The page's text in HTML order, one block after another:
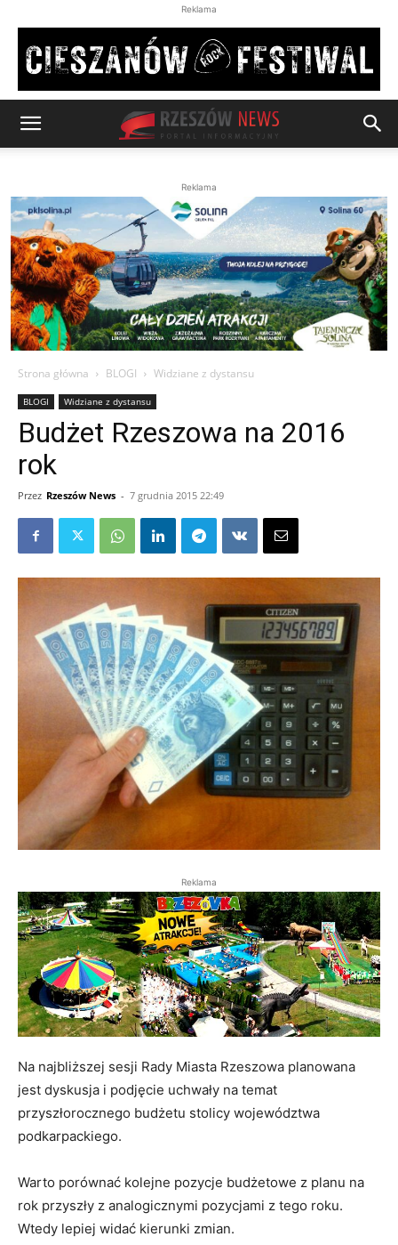
Reklama
Reklama
Strona główna BLOGI Widziane z dystansu
BLOGI Widziane z dystansu
Budżet Rzeszowa na 2016
rok
Przez Rzeszów News - 7 grudnia 2015 22:49
Reklama
Na najbliższej sesji Rady Miasta Rzeszowa planowana
jest dyskusja i podjęcie uchwały na temat
przyszłorocznego budżetu stolicy województwa
podkarpackiego.
Warto porównać kolejne pozycje budżetowe z planu na
rok przyszły z analogicznymi pozycjami z tego roku.
Wtedy lepiej widać kierunki zmian.